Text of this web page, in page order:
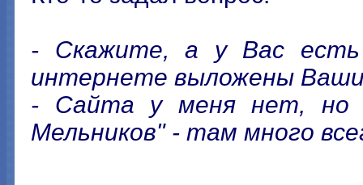
- Скажите, а у Вас
интернете выложены Ваши
- Сайта у меня нет, но
Мельников" - там много